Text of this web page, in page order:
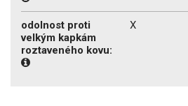
odolnost proti
velkým kapkám
roztaveného kovu:
X